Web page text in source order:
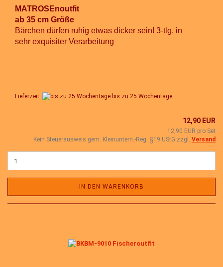
MATROSEnoutfit
ab 35 cm Größe
Bärchen dürfen ruhig etwas dicker sein! 3-tlg. in
sehr exquisiter Verarbeitung
Lieferzeit: bis zu 25 Wochentage
12,90 EUR
12,90 EUR pro Set
Kein Steuerausweis gem. Kleinuntern.-Reg. §19 UStG zzgl. Versand
IN DEN WARENKORB